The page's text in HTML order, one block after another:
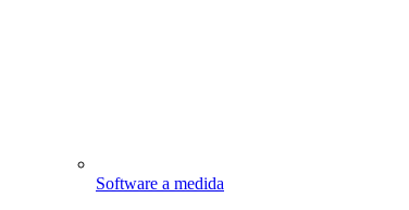
Software a medida